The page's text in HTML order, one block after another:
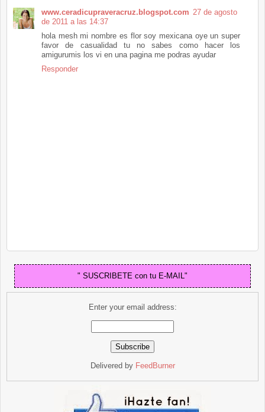
www.ceradicupraveracruz.blogspot.com 27 de agosto
de 2011 a las 14:37
hola mesh mi nombre es flor soy mexicana oye un super
favor de casualidad tu no sabes como hacer los
amigurumis los vi en una pagina me podras ayudar
Responder
" SUSCRIBETE con tu E-MAIL"
Enter your email address:
Delivered by FeedBurner